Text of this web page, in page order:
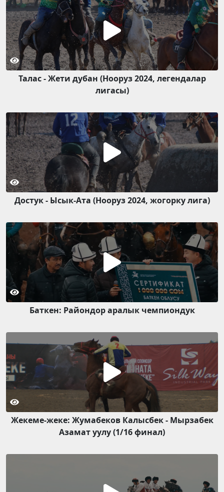
Талас - Жети дубан (Нооруз 2024, легендалар
лигасы)
Достук - Ысык-Ата (Нооруз 2024, жогорку лига)
Баткен: Райондор аралык чемпиондук
Жекеме-жеке: Жумабеков Калысбек - Мырзабек
Азамат уулу (1/16 финал)